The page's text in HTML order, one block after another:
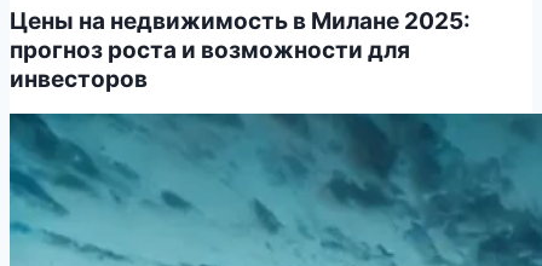
Цены на недвижимость в Милане 2025:
прогноз роста и возможности для
инвесторов